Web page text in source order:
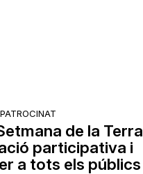
de la Terra
participativa i
a tots els públics